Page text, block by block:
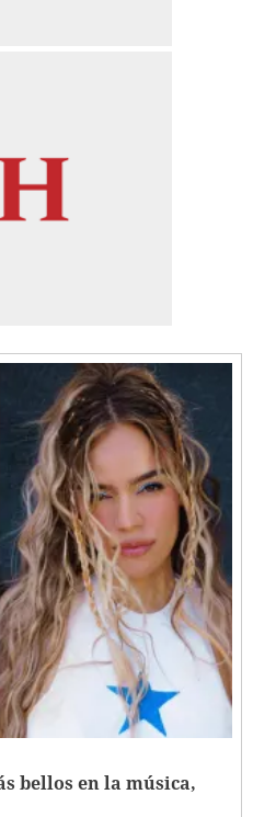
bellos en la música,